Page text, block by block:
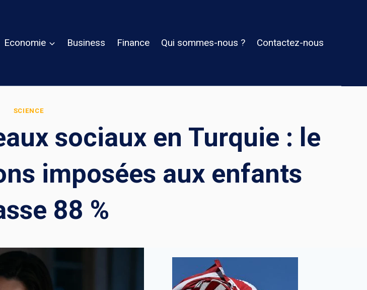
Economie Business Finance Qui sommes-nous ? Contactez-nous
SCIENCE
sociaux en Turquie : le
imposées aux enfants
88 %